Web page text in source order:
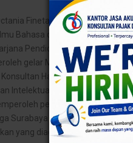
Fineta Diarsa atau yang
Bahasa dan Sastra ”Satya
Pendidikan di Universitas
gelar Magister Psikologi di
Hak Kekayaan
Intelektual. Selanjutnya pada
penghargaan sebagai
Surabaya tahun 2017.
yang diadakan oleh AKPI.